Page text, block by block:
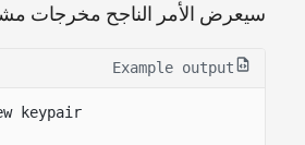
سيعرض الأمر الناجح مخرجات
Example output
keypair